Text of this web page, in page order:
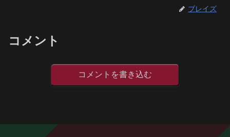
ブレイズ
コメント
コメントを書き込む